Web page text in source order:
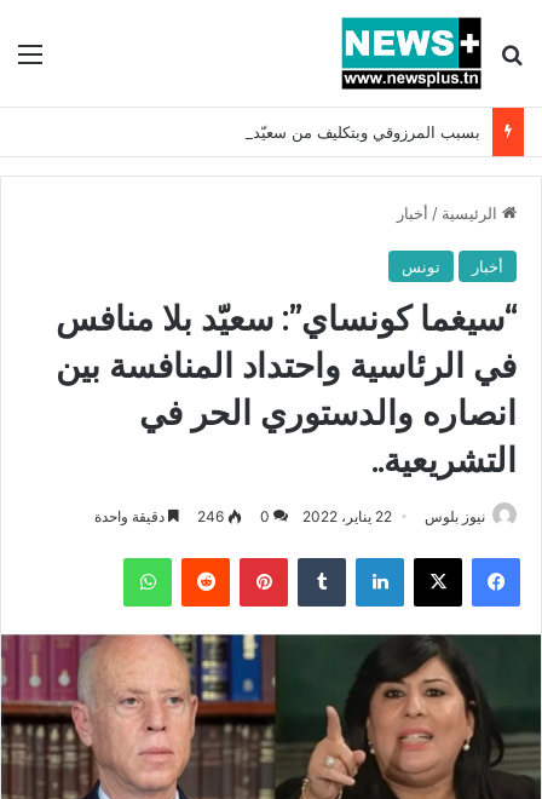
بحث عن
الرئيسية / أخبار
أخبار تونس
“سيغما كونساي”: سعيّد بلا منافس
في الرئاسية واحتداد المنافسة بين
انصاره والدستوري الحر في
التشريعية..
نيوز بلوس 22 يناير، 2022 0
246 دقيقة واحدة
فيسبوك X لينكدإن بينتيريست واتساب